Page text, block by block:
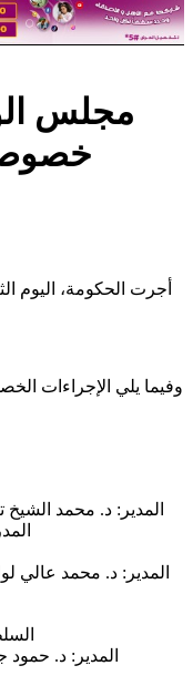
مجلس
أجرت الحكومة، اليوم
وفيما يلي الإجراءات
‐ المدير: د.